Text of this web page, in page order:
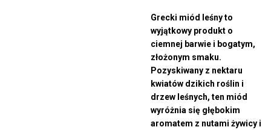
Grecki miód leśny to
wyjątkowy produkt o
ciemnej barwie i bogatym,
złożonym smaku.
Pozyskiwany z nektaru
kwiatów dzikich roślin i
drzew leśnych, ten miód
wyróżnia się głębokim
aromatem z nutami żywicy i